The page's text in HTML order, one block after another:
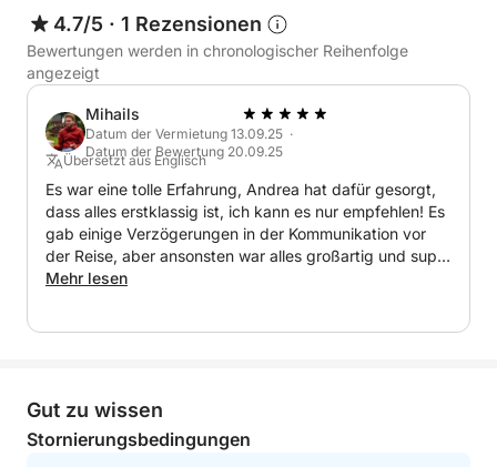
stimmungsvolle Atmosphäre.
Die Rückfahrt nach Venedig rundet das Erlebnis mit
einer gemütlichen Panoramafahrt ab – ideal zum
Entspannen und um die Schönheit der Lagune noch
einmal zu genießen.
Eine perfekte Tour für Paare, Familien oder kleine
Gruppen, die Venedig und Burano aus einer
einzigartigen Perspektive direkt vom Wasser aus
erleben möchten.
4.7/5 · 1 Rezensionen
Bewertungen werden in chronologischer Reihenfolge
angezeigt
Mihails
Datum der Vermietung 13.09.25 ·
Datum der Bewertung 20.09.25
Übersetzt aus Englisch
Es war eine tolle Erfahrung, Andrea hat dafür gesorgt,
dass alles erstklassig ist, ich kann es nur empfehlen! Es
gab einige Verzögerungen in der Kommunikation vor
der Reise, aber ansonsten war alles großartig und super
professionell!
Mehr lesen
Gut zu wissen
Stornierungsbedingungen